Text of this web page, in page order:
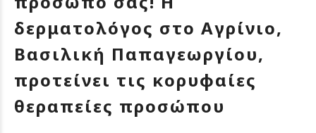
δερματολόγος στο Αγρίνιο,
Βασιλική Παπαγεωργίου,
προτείνει τις κορυφαίες
θεραπείες προσώπου